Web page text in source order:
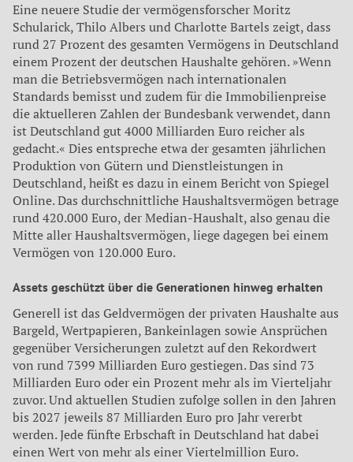
Eine neuere Studie der vermögensforscher Moritz
Schularick, Thilo Albers und Charlotte Bartels zeigt, dass
rund 27 Prozent des gesamten Vermögens in Deutschland
einem Prozent der deutschen Haushalte gehören. »Wenn
man die Betriebsvermögen nach internationalen
Standards bemisst und zudem für die Immobilienpreise
die aktuelleren Zahlen der Bundesbank verwendet, dann
ist Deutschland gut 4000 Milliarden Euro reicher als
gedacht.« Dies entspreche etwa der gesamten jährlichen
Produktion von Gütern und Dienstleistungen in
Deutschland, heißt es dazu in einem Bericht von Spiegel
Online. Das durchschnittliche Haushaltsvermögen betrage
rund 420.000 Euro, der Median-Haushalt, also genau die
Mitte aller Haushaltsvermögen, liege dagegen bei einem
Vermögen von 120.000 Euro.
Assets geschützt über die Generationen hinweg erhalten
Generell ist das Geldvermögen der privaten Haushalte aus
Bargeld, Wertpapieren, Bankeinlagen sowie Ansprüchen
gegenüber Versicherungen zuletzt auf den Rekordwert
von rund 7399 Milliarden Euro gestiegen. Das sind 73
Milliarden Euro oder ein Prozent mehr als im Vierteljahr
zuvor. Und aktuellen Studien zufolge sollen in den Jahren
bis 2027 jeweils 87 Milliarden Euro pro Jahr vererbt
werden. Jede fünfte Erbschaft in Deutschland hat dabei
einen Wert von mehr als einer Viertelmillion Euro.